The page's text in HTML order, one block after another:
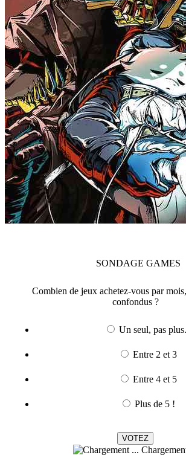
SONDAGE GAMES
Combien de jeux achetez-vous par
confondus ?
Un seul, pas
Entre 2 et 3
Entre 4 et 5
Plus de 5 !